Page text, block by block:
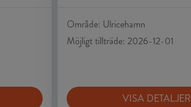
Område: Ulricehamn
Möjligt tillträde: 2026-12-01
VISA DETALJER